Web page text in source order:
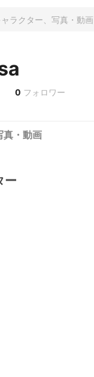
0 フォロワー
真・動画
ー